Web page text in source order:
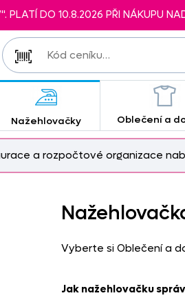
". PLATÍ DO 10.8.2026 PŘI NÁKUPU
Nažehlovačky Oblečení a
a rozpočtové organizace
Vyberte si Oblečení a
Jak nažehlovačku